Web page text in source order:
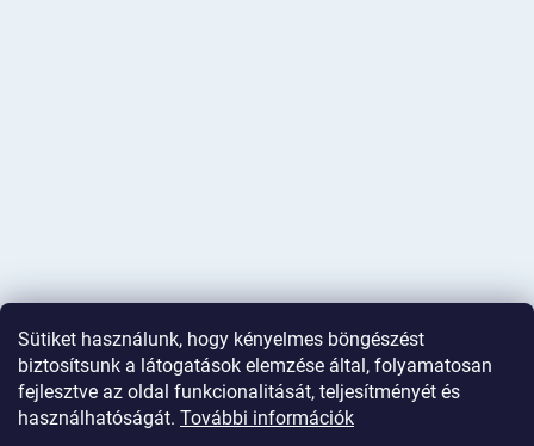
Sütiket használunk, hogy kényelmes böngészést
biztosítsunk a látogatások elemzése által, folyamatosan
fejlesztve az oldal funkcionalitását, teljesítményét és
használhatóságát. További információk